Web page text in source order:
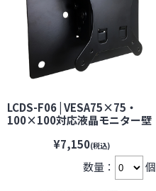
LCDS-F06 | VESA75×75・
100×100対応液晶モニター壁
サ】【防犯カメラ】【監視カ
メラ】【セキュリティーカメ
¥7,150(税込)
数量： 個